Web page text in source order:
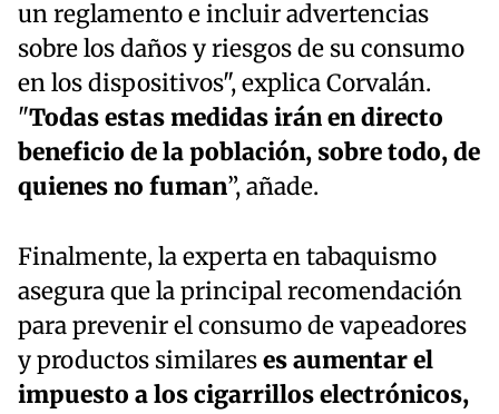
un reglamento e incluir advertencias
sobre los daños y riesgos de su consumo
en los dispositivos", explica Corvalán.
"Todas estas medidas irán en directo
beneficio de la población, sobre todo, de
quienes no fuman”, añade.
Finalmente, la experta en tabaquismo
asegura que la principal recomendación
para prevenir el consumo de vapeadores
y productos similareses aumentar el
impuesto a los cigarrillos electrónicos,